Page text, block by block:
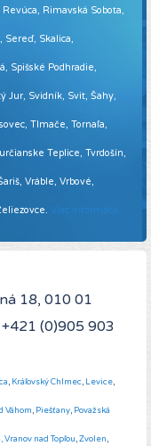
Rimavská Sobota,
Sereď, Skalica,
Spišské Podhradie,
Jur, Svidník, Svit, Šahy,
Tlmače, Tornaľa,
Teplice, Tvrdošín,
Vráble, Vrbové,
Viac informácií ...
18, 010 01
(0)905 903
, Kráľovský Chlmec, Levice,
Váhom, Piešťany, Považská
Vranov nad Topľou,Zvolen,